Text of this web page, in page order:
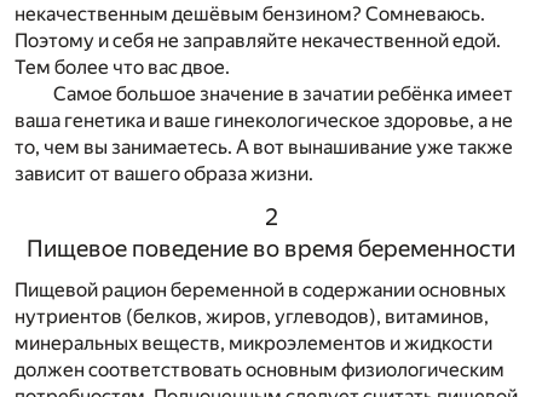
некачественным дешёвым бензином? Сомневаюсь.
Поэтому и себя не заправляйте некачественной едой.
Тем более что вас двое.
Самое большое значение в зачатии ребёнка имеет
ваша генетика и ваше гинекологическое здоровье, а не
то, чем вы занимаетесь. А вот вынашивание уже также
зависит от вашего образа жизни.
2
Пищевое поведение во время беременности
Пищевой рацион беременной в содержании основных
нутриентов (белков, жиров, углеводов), витаминов,
минеральных веществ, микроэлементов и жидкости
должен соответствовать основным физиологическим